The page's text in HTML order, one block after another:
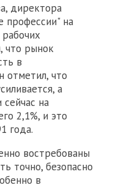
директора
профессии" на
что рынок
в
отметил, что
а
на
2,1%, и это
года.
востребованы
точно, безопасно
в